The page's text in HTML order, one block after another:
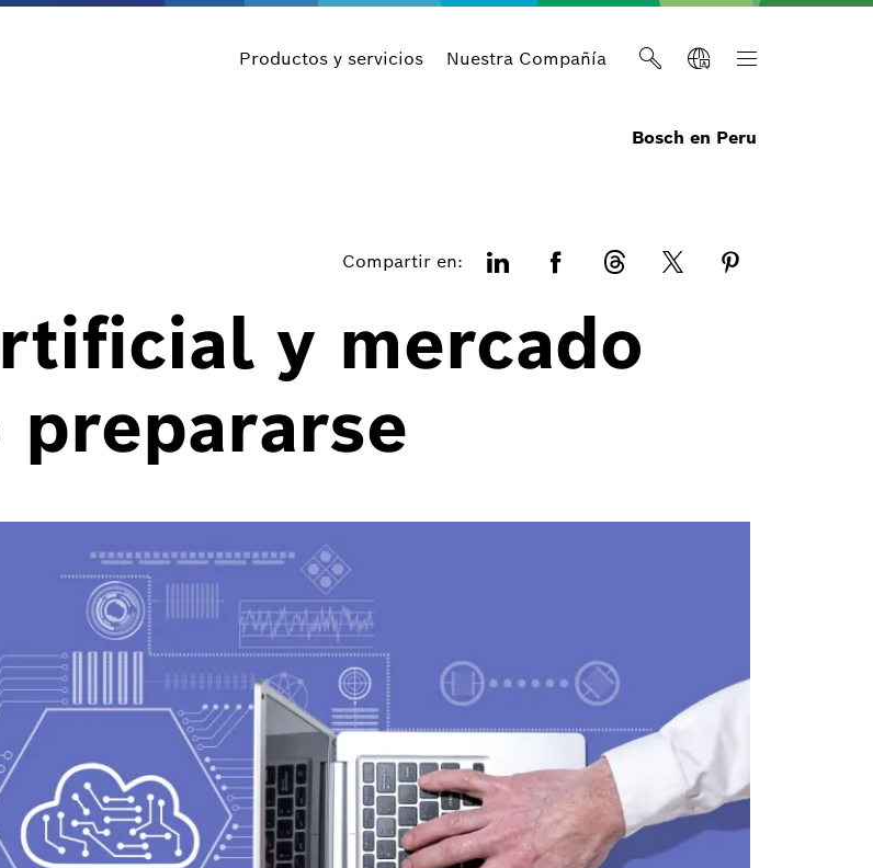
Productos y servicios Nuestra Compañía
Bosch en Peru
Compartir en:
y mercado